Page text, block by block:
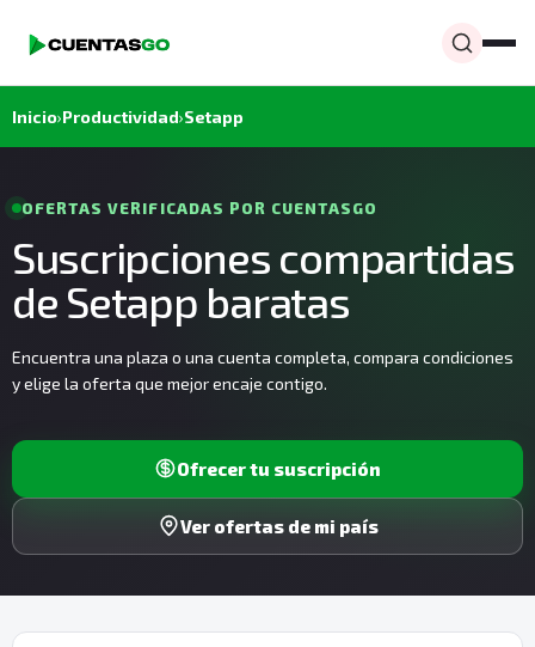
Inicio›Productividad›Setapp
OFERTAS VERIFICADAS POR CUENTASGO
Suscripciones compartidas
de Setapp baratas
Encuentra una plaza o una cuenta completa, compara condiciones
y elige la oferta que mejor encaje contigo.
Ofrecer tu suscripción
Ver ofertas de mi país